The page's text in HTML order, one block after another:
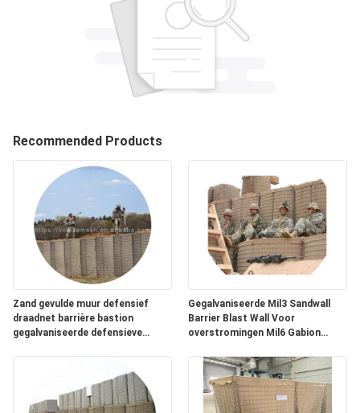
FABRIEKSTOCHT
KWALITEITSCONTROLE
NEEM
CONTACT
MET
ONS
NIEUWS
AANVRAGEN
Recommended Products
Zand gevulde muur defensief
draadnet barrière bastion
gegalvaniseerde defensieve
Gegalvaniseerde Mil3 Sandwall
Barrier Blast Wall Voor
overstromingen Mil6 Gabion